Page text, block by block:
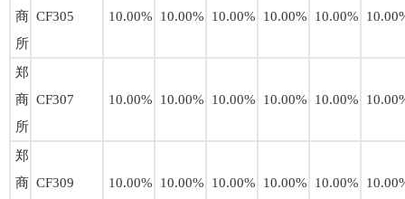
商
所
CF305 10.00% 10.00% 10.00% 10.00% 10.00%
郑
商
所
CF307 10.00% 10.00% 10.00% 10.00% 10.00%
郑
商 CF309 10.00% 10.00% 10.00% 10.00% 10.00%